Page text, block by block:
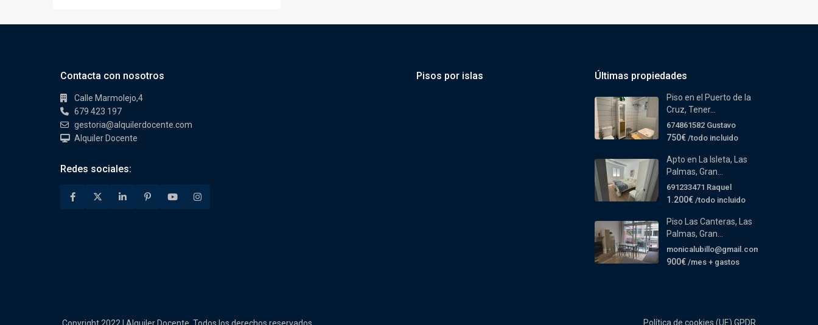
Contacta con nosotros
Calle Marmolejo,4
679 423 197
gestoria@alquilerdocente.com
Alquiler Docente
Redes sociales:
Pisos por islas Últimas propiedades
Piso en el Puerto de la
Cruz, Tener...
674861582 Gustavo
750€ /todo incluido
Apto en La Isleta, Las
Palmas, Gran...
691233471 Raquel
1.200€ /todo incluido
Piso Las Canteras, Las
Palmas, Gran...
monicalubillo@gmail.com
900€ /mes + gastos
Política de cookies (UE) GPDR